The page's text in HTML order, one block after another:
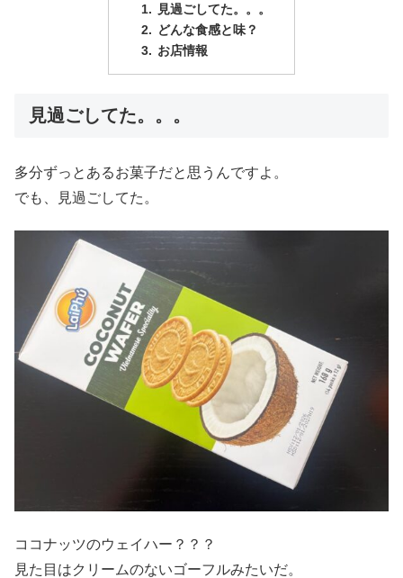
見過ごしてた。。。
どんな食感と味？
お店情報
見過ごしてた。。。
多分ずっとあるお菓子だと思うんですよ。
でも、見過ごしてた。
ココナッツのウェイハー？？？
見た目はクリームのないゴーフルみたいだ。